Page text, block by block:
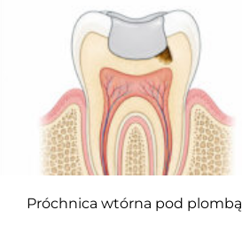
Próchnica wtórna pod plombą